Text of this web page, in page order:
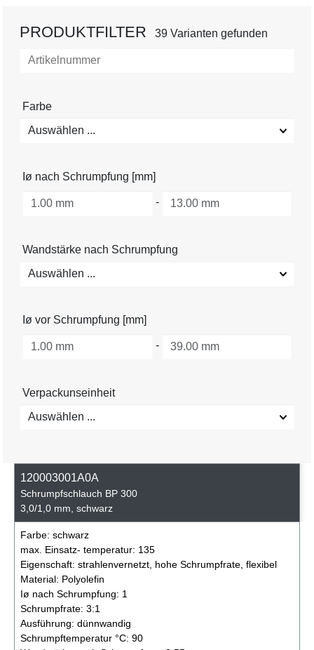
PRODUKTFILTER 39 Varianten gefunden
Farbe
Auswählen ...
Iø nach Schrumpfung [mm]
-
Wandstärke nach Schrumpfung
Auswählen ...
Iø vor Schrumpfung [mm]
-
Verpackunseinheit
Auswählen ...
120003001A0A
Schrumpfschlauch BP 300
3,0/1,0 mm, schwarz
Farbe: schwarz
max. Einsatz- temperatur: 135
Eigenschaft: strahlenvernetzt, hohe Schrumpfrate, flexibel
Material: Polyolefin
Iø nach Schrumpfung: 1
Schrumpfrate: 3:1
Ausführung: dünnwandig
Schrumpftemperatur °C: 90